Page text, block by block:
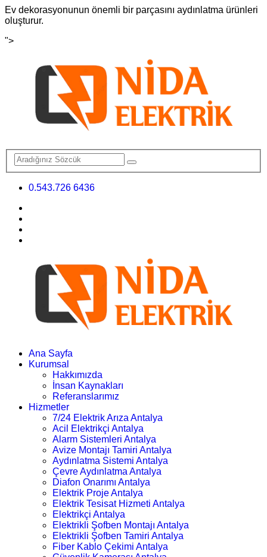
Ev dekorasyonunun önemli bir parçasını aydınlatma ürünleri
oluşturur.
">
0.543.726 6436
Ana Sayfa
Kurumsal
Hakkımızda
İnsan Kaynakları
Referanslarımız
Hizmetler
7/24 Elektrik Arıza Antalya
Acil Elektrikçi Antalya
Alarm Sistemleri Antalya
Avize Montajı Tamiri Antalya
Aydınlatma Sistemi Antalya
Çevre Aydınlatma Antalya
Diafon Onarımı Antalya
Elektrik Proje Antalya
Elektrik Tesisat Hizmeti Antalya
Elektrikçi Antalya
Elektrikli Şofben Montajı Antalya
Elektrikli Şofben Tamiri Antalya
Fiber Kablo Çekimi Antalya